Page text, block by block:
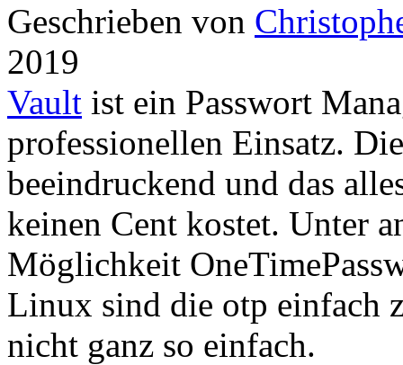
Geschrieben von
2019
Vault ist ein Passwort
professionellen Einsatz.
beeindruckend und das
keinen Cent kostet. Unter
Möglichkeit
Linux sind die otp einfach
nicht ganz so einfach.